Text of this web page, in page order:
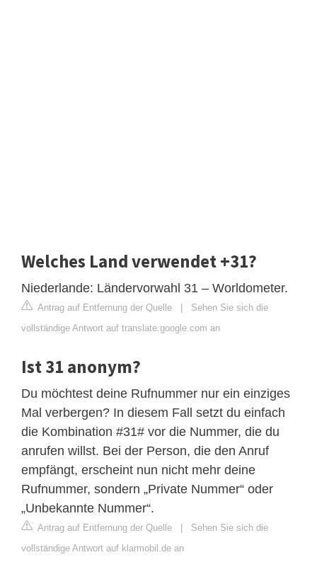
Welches Land verwendet +31?
Niederlande: Ländervorwahl 31 – Worldometer.
Antrag auf Entfernung der Quelle | Sehen Sie sich die
vollständige Antwort auf translate.google.com an
Ist 31 anonym?
Du möchtest deine Rufnummer nur ein einziges
Mal verbergen? In diesem Fall setzt du einfach
die Kombination #31# vor die Nummer, die du
anrufen willst. Bei der Person, die den Anruf
empfängt, erscheint nun nicht mehr deine
Rufnummer, sondern „Private Nummer“ oder
„Unbekannte Nummer“.
Antrag auf Entfernung der Quelle | Sehen Sie sich die
vollständige Antwort auf klarmobil.de an